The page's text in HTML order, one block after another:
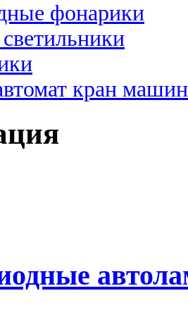
фонарики
кран